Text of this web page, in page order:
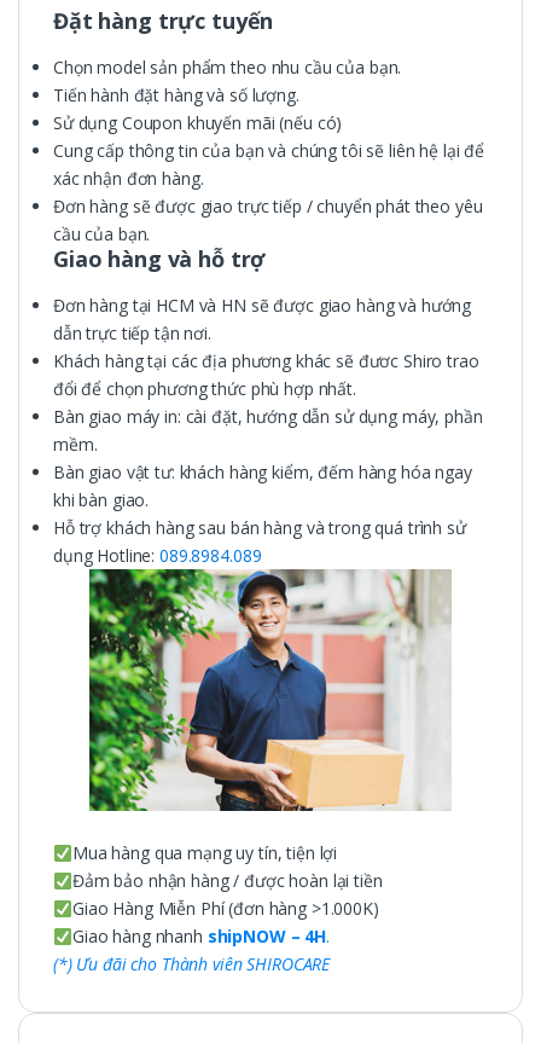
Đặt hàng trực tuyến
Chọn model sản phẩm theo nhu cầu của bạn.
Tiến hành đặt hàng và số lượng.
Sử dụng Coupon khuyến mãi (nếu có)
Cung cấp thông tin của bạn và chúng tôi sẽ liên hệ lại để
xác nhận đơn hàng.
Đơn hàng sẽ được giao trực tiếp / chuyển phát theo yêu
cầu của bạn.
Giao hàng và hỗ trợ
Đơn hàng tại HCM và HN sẽ được giao hàng và hướng
dẫn trực tiếp tận nơi.
Khách hàng tại các địa phương khác sẽ đươc Shiro trao
đổi để chọn phương thức phù hợp nhất.
Bàn giao máy in: cài đặt, hướng dẫn sử dụng máy, phần
mềm.
Bàn giao vật tư: khách hàng kiểm, đếm hàng hóa ngay
khi bàn giao.
Hỗ trợ khách hàng sau bán hàng và trong quá trình sử
dụng Hotline:089.8984.089
Mua hàng qua mạng uy tín, tiện lợi
Đảm bảo nhận hàng / được hoàn lại tiền
Giao Hàng Miễn Phí (đơn hàng >1.000K)
Giao hàng nhanh shipNOW – 4H.
(*) Ưu đãi cho Thành viên SHIROCARE